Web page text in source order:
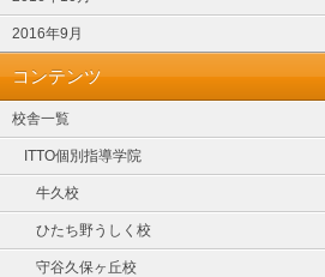
2016年9月
コンテンツ
校舎一覧
ITTO個別指導学院
牛久校
ひたち野うしく校
守谷久保ヶ丘校